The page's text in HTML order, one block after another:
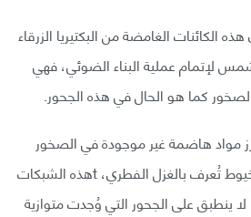
الكائنات الغامضة من البكتيريا الزرقاء
لإتمام عملية البناء الضوئي، فهي
كما هو الحال في هذه الجحور.
مواد هاضمة غير موجودة في الصخور
وتكوّن شبكة معقدة من الخيوط تُعرف بالغزل الفطري، tهذه الشبكات
ينطبق على الجحور التي وُجدت متوازية